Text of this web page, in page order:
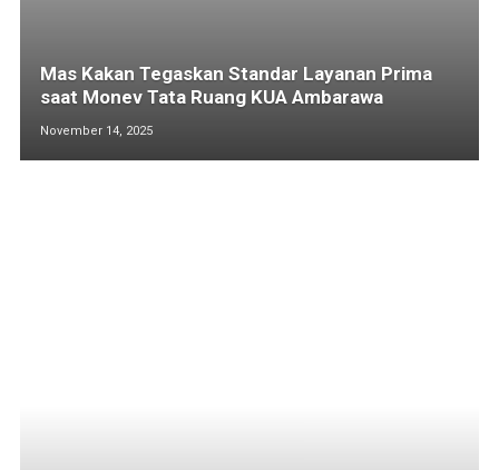
Mas Kakan Tegaskan Standar Layanan Prima
saat Monev Tata Ruang KUA Ambarawa
November 14, 2025